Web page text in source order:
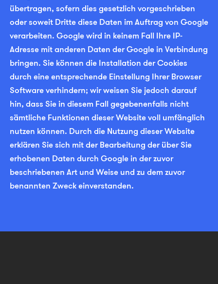
übertragen, sofern dies gesetzlich vorgeschrieben
oder soweit Dritte diese Daten im Auftrag von Google
verarbeiten. Google wird in keinem Fall Ihre IP-
Adresse mit anderen Daten der Google in Verbindung
bringen. Sie können die Installation der Cookies
durch eine entsprechende Einstellung Ihrer Browser
Software verhindern; wir weisen Sie jedoch darauf
hin, dass Sie in diesem Fall gegebenenfalls nicht
sämtliche Funktionen dieser Website voll umfänglich
nutzen können. Durch die Nutzung dieser Website
erklären Sie sich mit der Bearbeitung der über Sie
erhobenen Daten durch Google in der zuvor
beschriebenen Art und Weise und zu dem zuvor
benannten Zweck einverstanden.